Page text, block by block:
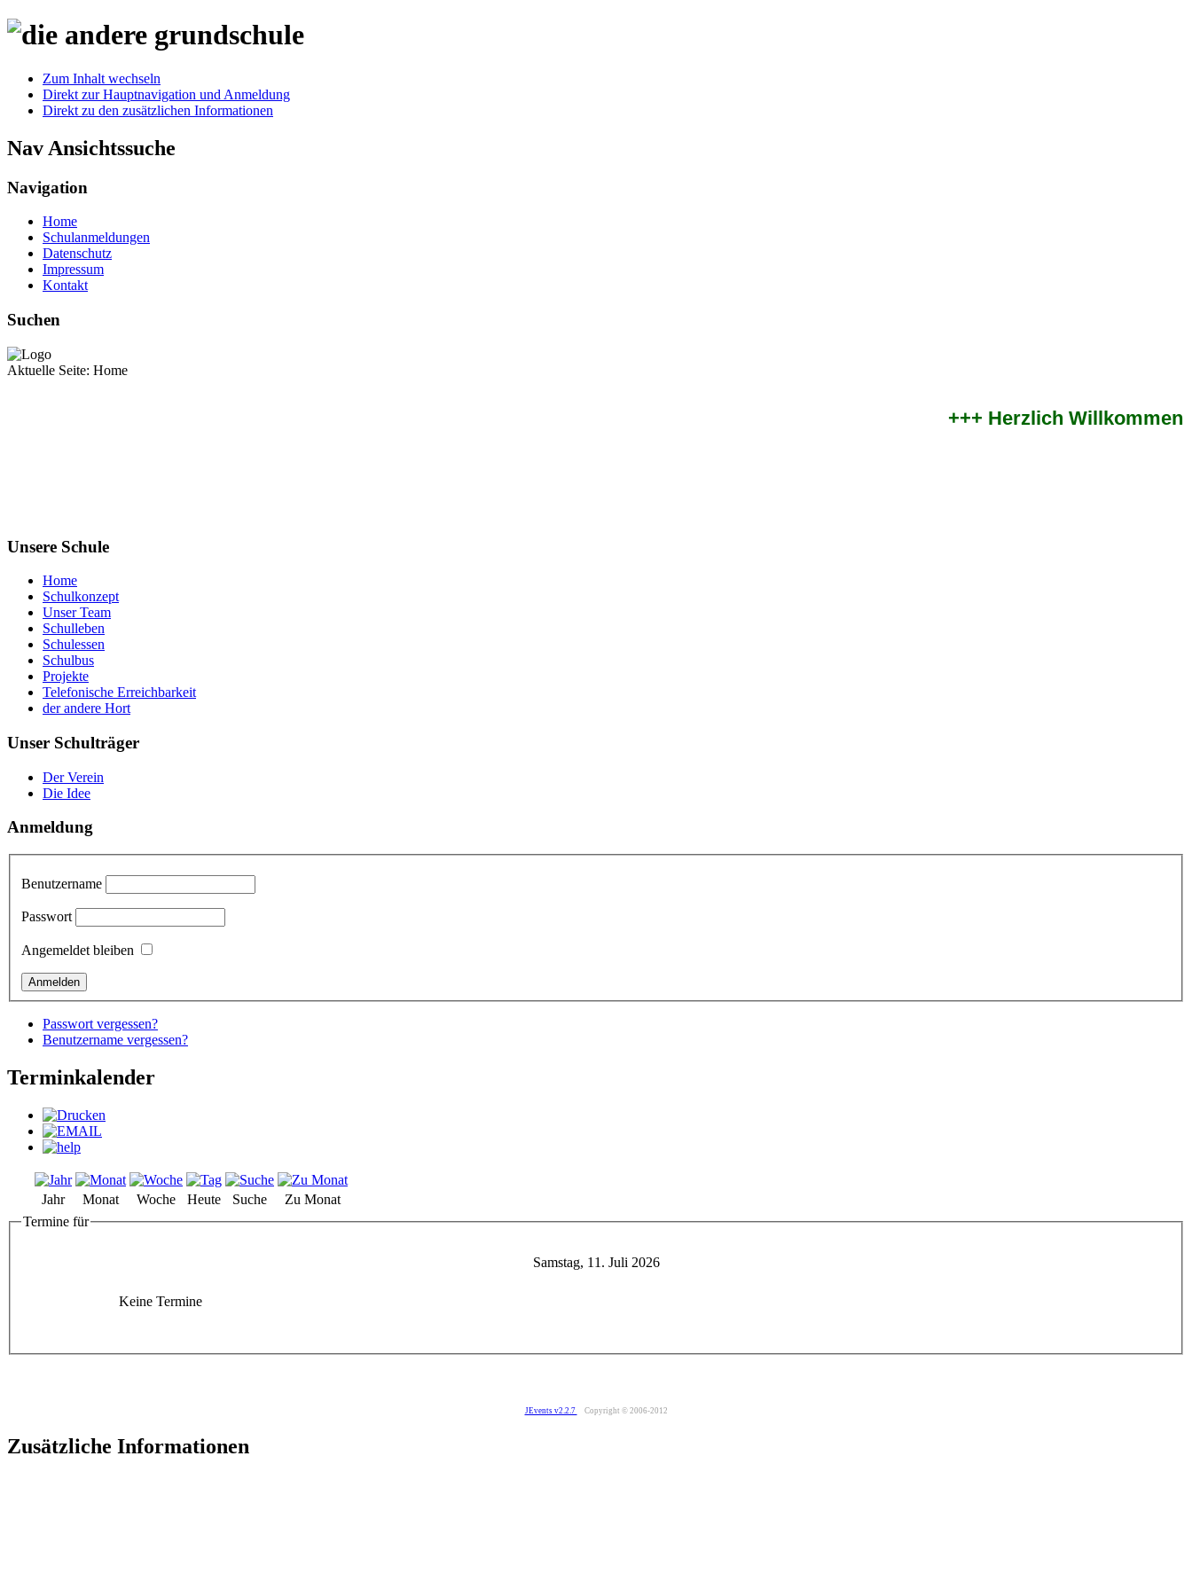
Zum Inhalt wechseln
Direkt zur Hauptnavigation und Anmeldung
Direkt zu den zusätzlichen Informationen
Nav Ansichtssuche
Navigation
Home
Schulanmeldungen
Datenschutz
Impressum
Kontakt
Suchen
Aktuelle Seite: Home
+++ Herzlich Willkommen
Unsere Schule
Home
Schulkonzept
Unser Team
Schulleben
Schulessen
Schulbus
Projekte
Telefonische Erreichbarkeit
der andere Hort
Unser Schulträger
Der Verein
Die Idee
Anmeldung
Benutzername
Passwort
Angemeldet bleiben
Passwort vergessen?
Benutzername vergessen?
Terminkalender
Jahr Monat Woche Heute Suche
Zu Monat
Termine für
Samstag, 11. Juli 2026
Keine Termine
JEvents v2.2.7 Copyright © 2006-2012
Zusätzliche Informationen